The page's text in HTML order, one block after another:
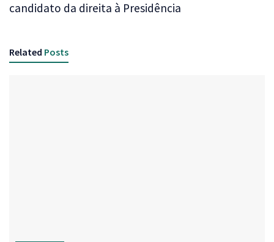
candidato da direita à Presidência
Related Posts